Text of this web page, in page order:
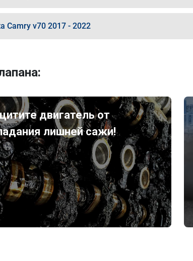
Camry v70 2017 - 2022
двигатель от
лишней сажи!